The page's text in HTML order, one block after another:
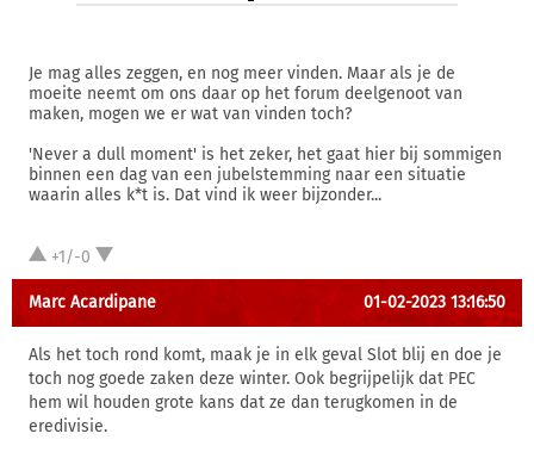
Je mag alles zeggen, en nog meer vinden. Maar als je de
moeite neemt om ons daar op het forum deelgenoot van
maken, mogen we er wat van vinden toch?
'Never a dull moment' is het zeker, het gaat hier bij sommigen
binnen een dag van een jubelstemming naar een situatie
waarin alles k*t is. Dat vind ik weer bijzonder...
+1/-0
Marc Acardipane 01-02-2023 13:16:50
Als het toch rond komt, maak je in elk geval Slot blij en doe je
toch nog goede zaken deze winter. Ook begrijpelijk dat PEC
hem wil houden grote kans dat ze dan terugkomen in de
eredivisie.